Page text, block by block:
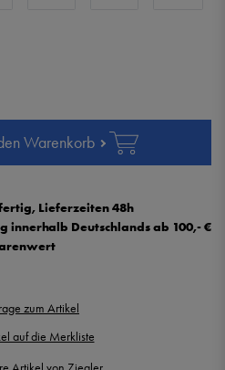
Warenkorb
Lieferzeiten 48h
innerhalb Deutschlands ab 100,- €
zum Artikel